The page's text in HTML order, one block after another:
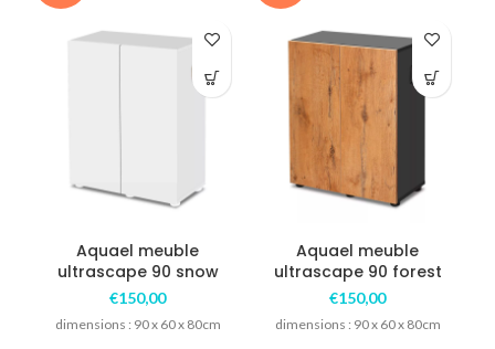
Aquael meuble
ultrascape 90 snow
€150,00
dimensions : 90 x 60 x 80cm
Aquael meuble
ultrascape 90 forest
€150,00
dimensions : 90 x 60 x 80cm